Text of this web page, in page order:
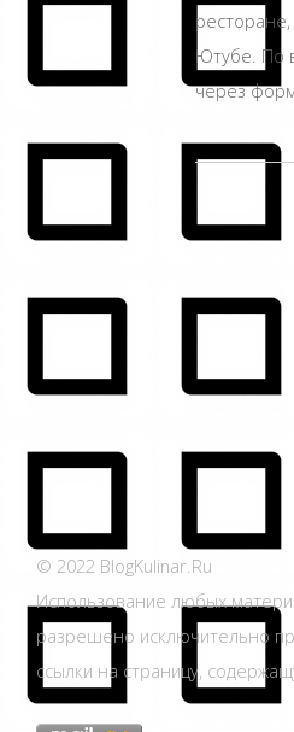
Ютубе. По
через
© 2022 BlogKulinar.Ru
Использование любых
разрешено исключительно
ссылки на страницу,